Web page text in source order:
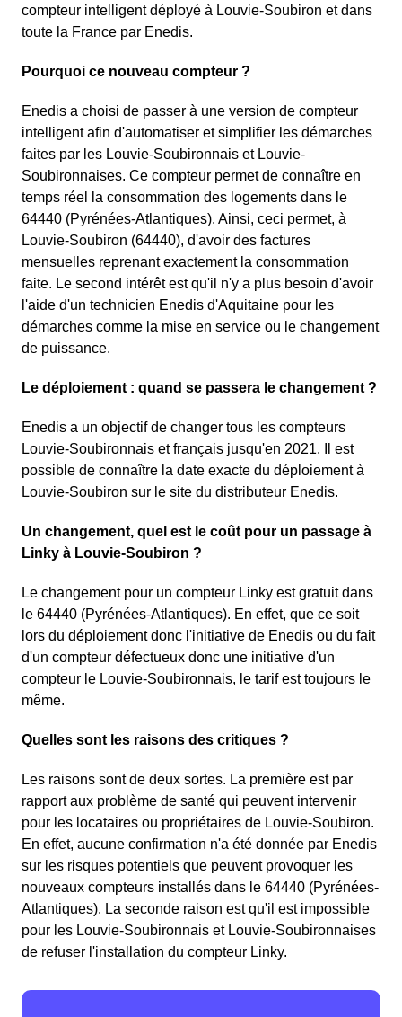
compteur intelligent déployé à Louvie-Soubiron et dans
toute la France par Enedis.
Pourquoi ce nouveau compteur ?
Enedis a choisi de passer à une version de compteur
intelligent afin d'automatiser et simplifier les démarches
faites par les Louvie-Soubironnais et Louvie-
Soubironnaises. Ce compteur permet de connaître en
temps réel la consommation des logements dans le
64440 (Pyrénées-Atlantiques). Ainsi, ceci permet, à
Louvie-Soubiron (64440), d'avoir des factures
mensuelles reprenant exactement la consommation
faite. Le second intérêt est qu'il n'y a plus besoin d'avoir
l'aide d'un technicien Enedis d'Aquitaine pour les
démarches comme la mise en service ou le changement
de puissance.
Le déploiement : quand se passera le changement ?
Enedis a un objectif de changer tous les compteurs
Louvie-Soubironnais et français jusqu'en 2021. Il est
possible de connaître la date exacte du déploiement à
Louvie-Soubiron sur le site du distributeur Enedis.
Un changement, quel est le coût pour un passage à
Linky à Louvie-Soubiron ?
Le changement pour un compteur Linky est gratuit dans
le 64440 (Pyrénées-Atlantiques). En effet, que ce soit
lors du déploiement donc l'initiative de Enedis ou du fait
d'un compteur défectueux donc une initiative d'un
compteur le Louvie-Soubironnais, le tarif est toujours le
même.
Quelles sont les raisons des critiques ?
Les raisons sont de deux sortes. La première est par
rapport aux problème de santé qui peuvent intervenir
pour les locataires ou propriétaires de Louvie-Soubiron.
En effet, aucune confirmation n'a été donnée par Enedis
sur les risques potentiels que peuvent provoquer les
nouveaux compteurs installés dans le 64440 (Pyrénées-
Atlantiques). La seconde raison est qu'il est impossible
pour les Louvie-Soubironnais et Louvie-Soubironnaises
de refuser l'installation du compteur Linky.